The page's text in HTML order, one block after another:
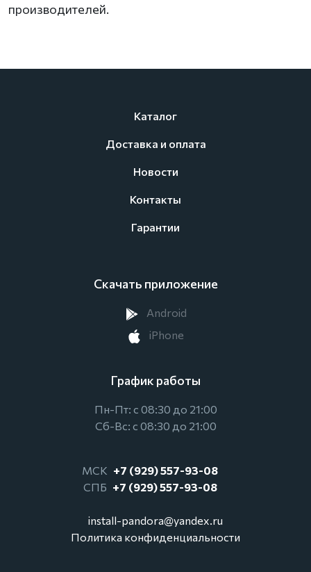
производителей.
Каталог
Доставка и оплата
Новости
Контакты
Гарантии
Скачать приложение
Android
iPhone
График работы
Пн-Пт: с 08:30 до 21:00
Сб-Вс: с 08:30 до 21:00
МСК +7 (929) 557-93-08
СПБ +7 (929) 557-93-08
install-pandora@yandex.ru
Политика конфиденциальности